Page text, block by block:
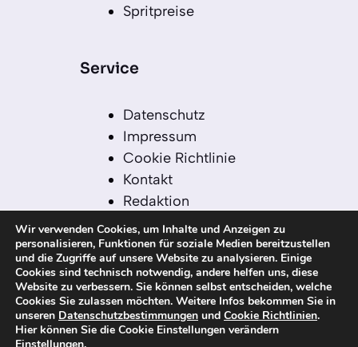
Spritpreise
Service
Datenschutz
Impressum
Cookie Richtlinie
Kontakt
Redaktion
Redaktionelle Leitlinien
Sitemap
Einsatz von KI in der
Redaktion
Wir verwenden Cookies, um Inhalte und Anzeigen zu
personalisieren, Funktionen für soziale Medien bereitzustellen
und die Zugriffe auf unsere Website zu analysieren. Einige
Cookies sind technisch notwendig, andere helfen uns, diese
Website zu verbessern. Sie können selbst entscheiden, welche
Cookies Sie zulassen möchten. Weitere Infos bekommen Sie in
unseren Datenschutzbestimmungen und Cookie Richtlinien.
Hier können Sie die Cookie Einstellungen verändern